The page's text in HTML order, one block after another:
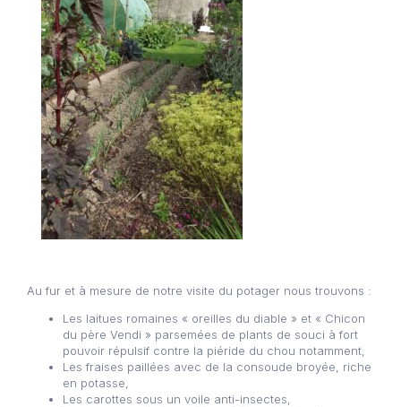
Au fur et à mesure de notre visite du potager nous trouvons :
Les laitues romaines « oreilles du diable » et « Chicon
du père Vendi » parsemées de plants de souci à fort
pouvoir répulsif contre la piéride du chou notamment,
Les fraises paillées avec de la consoude broyée, riche
en potasse,
Les carottes sous un voile anti-insectes,